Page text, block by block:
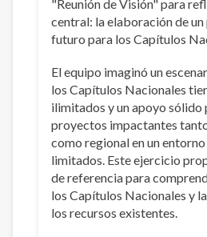
"Reunión de Visión" para
central: la elaboración de
futuro para los Capítulos
El equipo imaginó un
los Capítulos Nacionales
ilimitados y un apoyo sólido
proyectos impactantes
como regional en un
limitados. Este ejercicio
de referencia para
los Capítulos Nacionales y
los recursos existentes.